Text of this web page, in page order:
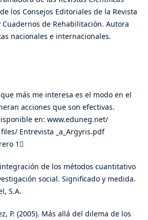
los Consejos Editoriales de la Revista
de Rehabilitación. Autora
nacionales e internacionales.
más me interesa es el modo en el
acciones que son efectivas.
en: www.eduneg.net/
Entrevista _a_Argyris.pdf
1
integración de los métodos cuantitativo
social. Significado y medida.
S.A.
P. (2005). Más allá del dilema de los